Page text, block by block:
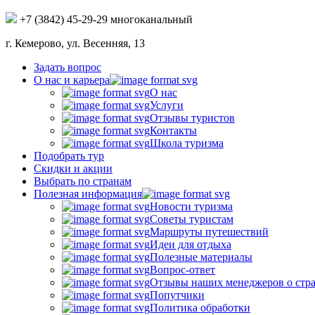
+7 (3842) 45-29-29 многоканальный
г. Кемерово, ул. Весенняя, 13
Задать вопрос
О нас и карьера
О нас
Услуги
Отзывы туристов
Контакты
Школа туризма
Подобрать тур
Скидки и акции
Выбрать по странам
Полезная информация
Новости туризма
Советы туристам
Маршруты путешествий
Идеи для отдыха
Полезные материалы
Вопрос-ответ
Отзывы наших менеджеров о
Попутчики
Политика обработки